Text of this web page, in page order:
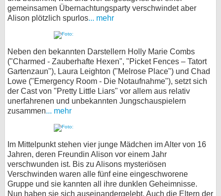
gemeinsamen Übernachtungsparty verschwindet aber
Alison plötzlich spurlos... mehr
Neben den bekannten Darstellern Holly Marie Combs
("Charmed - Zauberhafte Hexen", "Picket Fences – Tatort
Gartenzaun"), Laura Leighton ("Melrose Place") und Chad
Lowe ("Emergency Room - Die Notaufnahme"), setzt sich
der Cast von "Pretty Little Liars" vor allem aus relativ
unerfahrenen und unbekannten Jungschauspielern
zusammen... mehr
Im Mittelpunkt stehen vier junge Mädchen im Alter von 16
Jahren, deren Freundin Alison vor einem Jahr
verschwunden ist. Bis zu Alisons mysteriösen
Verschwinden waren alle fünf eine eingeschworene
Gruppe und sie kannten all ihre dunklen Geheimnisse.
Nun haben sie sich auseinandergelebt. Auch die Eltern der